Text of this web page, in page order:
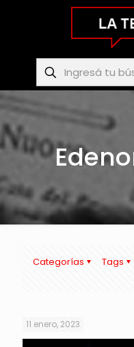
Categorías Tags
11 enero, 2023